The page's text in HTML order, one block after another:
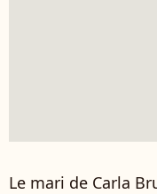
Le mari de Carla